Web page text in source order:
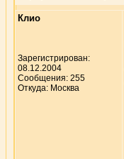
Клио
Зарегистрирован:
08.12.2004
Сообщения: 255
Откуда: Москва